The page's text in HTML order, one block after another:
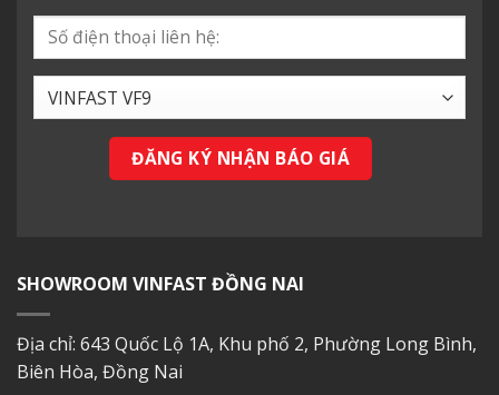
SHOWROOM VINFAST ĐỒNG NAI
Địa chỉ: 643 Quốc Lộ 1A, Khu phố 2, Phường Long Bình,
Biên Hòa, Đồng Nai